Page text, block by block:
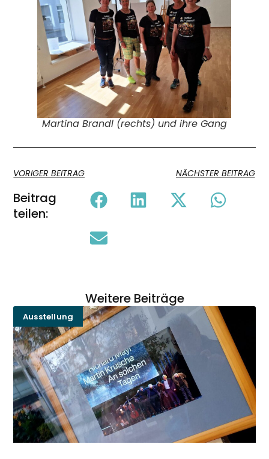
Martina Brandl (rechts) und ihre Gang
VORIGER BEITRAG NÄCHSTER BEITRAG
Beitrag
teilen:
Weitere Beiträge
Ausstellung